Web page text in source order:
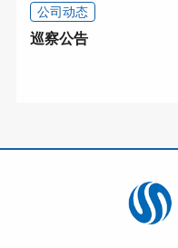
公司动态
巡察公告